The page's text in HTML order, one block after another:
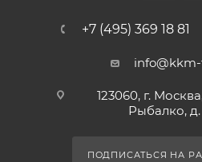
+7 (495) 369 18 81
123060, г.
Рыбалко, д.
ПОДПИСАТЬСЯ НА